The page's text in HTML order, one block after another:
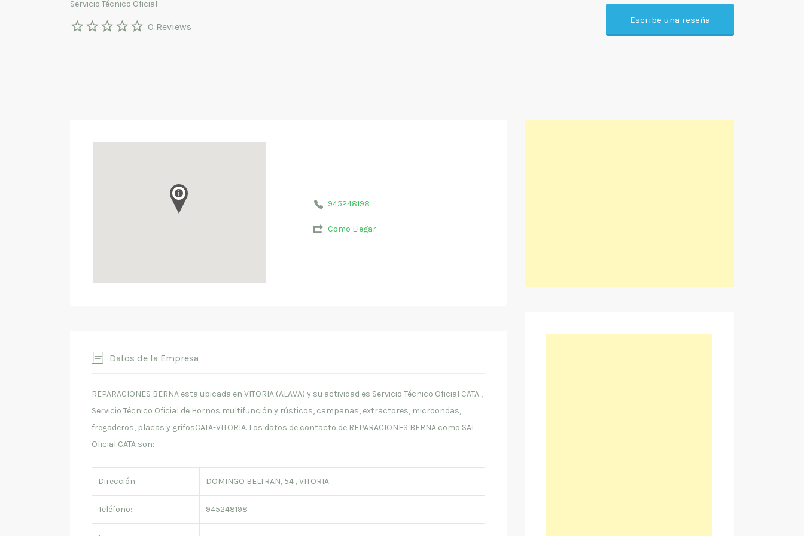
Servicio Técnico Oficial
0 Reviews
Escribe una reseña
945248198
Como Llegar
Datos de la Empresa
REPARACIONES BERNA esta ubicada en VITORIA (ALAVA) y su actividad es Servicio Técnico Oficial CATA ,
Servicio Técnico Oficial de Hornos multifunción y rústicos, campanas, extractores, microondas,
fregaderos, placas y grifosCATA-VITORIA. Los datos de contacto de REPARACIONES BERNA como SAT
Oficial CATA son:
Dirección: DOMINGO BELTRAN, 54 , VITORIA
Teléfono: 945248198